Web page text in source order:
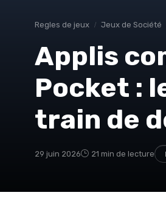
Regles de jeux Jeux de Société
Applis
Pocket :
train de
29 juin 2026 21 min de lecture